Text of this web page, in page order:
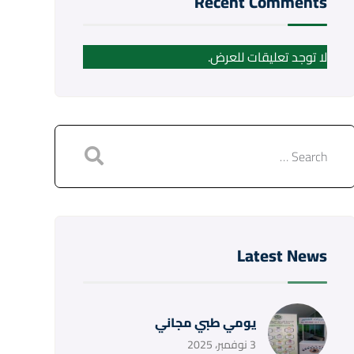
لا توجد تعليقات للعرض.
Latest News
يومي طبي مجاني
3 نوفمبر، 2025